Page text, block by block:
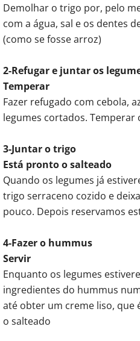
Demolhar o trigo por, pelo
com a água, sal e os dentes
(como se fosse arroz)
2-Refugar e juntar os
Temperar
Fazer refugado com cebola,
legumes cortados. Temperar
3-Juntar o trigo
Está pronto o salteado
Quando os legumes já
trigo serraceno cozido e
pouco. Depois reservamos
4-Fazer o hummus
Servir
Enquanto os legumes
ingredientes do hummus
até obter um creme liso, que
o salteado